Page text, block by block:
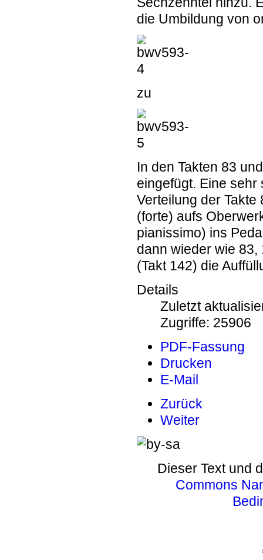
die Umbildung von
zu
In den Takten 83
eingefügt. Eine
Verteilung der Takte
(forte) aufs
pianissimo) ins
dann wieder wie 83,
(Takt 142) die
Details
Zuletzt
Zugriffe: 25906
PDF-Fassung
Drucken
E-Mail
Zurück
Weiter
Dieser Text und
Commons